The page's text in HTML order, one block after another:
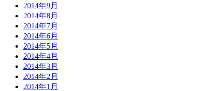
2014年9月
2014年8月
2014年7月
2014年6月
2014年5月
2014年4月
2014年3月
2014年2月
2014年1月